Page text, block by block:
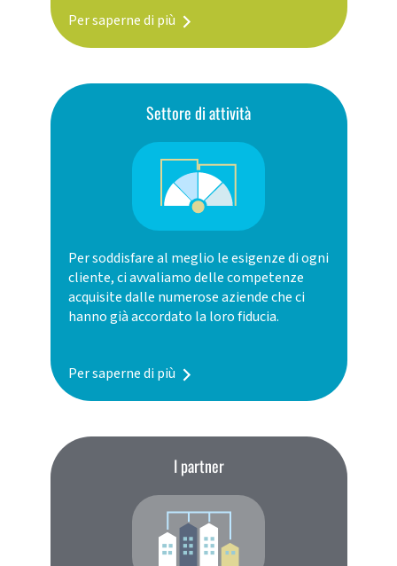
Per saperne di più
Settore di attività
Per soddisfare al meglio le esigenze di ogni
cliente, ci avvaliamo delle competenze
acquisite dalle numerose aziende che ci
hanno già accordato la loro fiducia.
Per saperne di più
I partner